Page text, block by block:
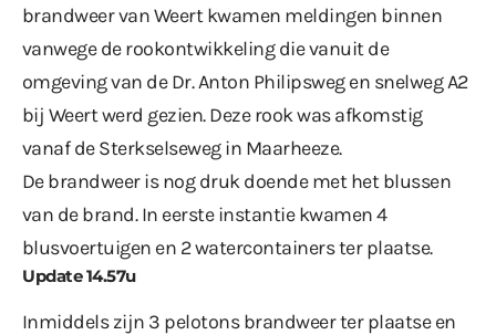
brandweer van Weert kwamen meldingen binnen
vanwege de rookontwikkeling die vanuit de
omgeving van de Dr. Anton Philipsweg en snelweg A2
bij Weert werd gezien. Deze rook was afkomstig
vanaf de Sterkselseweg in Maarheeze.
De brandweer is nog druk doende met het blussen
van de brand. In eerste instantie kwamen 4
blusvoertuigen en 2 watercontainers ter plaatse.
Update 14.57u
Inmiddels zijn 3 pelotons brandweer ter plaatse en